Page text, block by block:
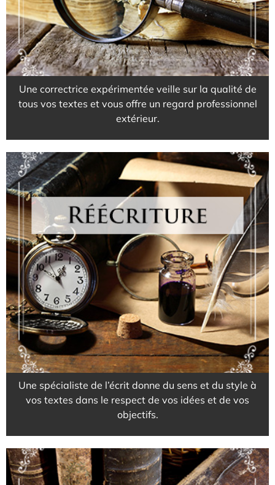
Une correctrice expérimentée veille sur la qualité de
tous vos textes et vous offre un regard professionnel
extérieur.
Pour donner du style
et du sens à vos projets
EN SAVOIR PLUS
Une spécialiste de l’écrit donne du sens et du style à
vos textes dans le respect de vos idées et de vos
objectifs.